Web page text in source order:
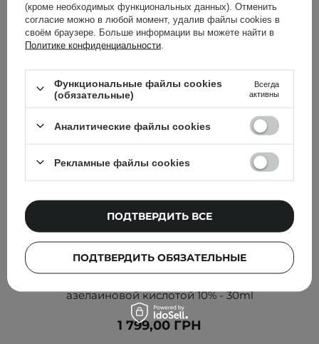
проверили
БЕСТСЕЛЛЕР
азелаиновой кислотой 10% - 30ml
1 799,00 ГРН
(кроме необходимых функциональных данных). Отменить
согласие можно в любой момент, удалив файлы cookies в
своём браузере. Больше информации вы можете найти в
Политике конфиденциальности
Функциональные файлы cookies
(обязательные)
Всегда
активны
Аналитические файлы cookies
Рекламные файлы cookies
ПОДТВЕРДИТЬ ОБЯЗАТЕЛЬНЫЕ
ПОДТВЕРДИТЬ ВСЕ